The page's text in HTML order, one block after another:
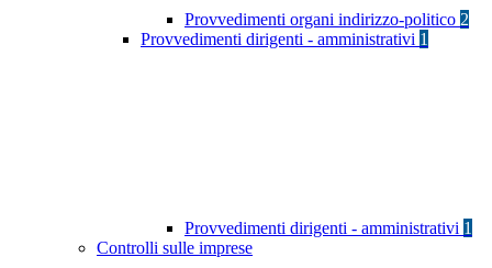
Provvedimenti organi indirizzo-politico 2
Provvedimenti dirigenti - amministrativi 1
Provvedimenti dirigenti - amministrativi 1
Controlli sulle imprese